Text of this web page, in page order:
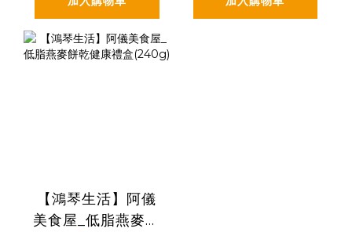
【鴻琴生活】阿儀
美食屋_低脂燕麥餅